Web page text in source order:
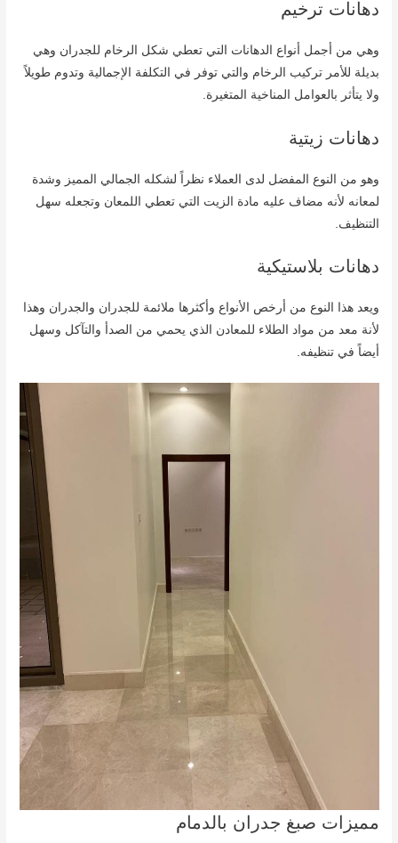
دهانات ترخيم
وهي من أجمل أنواع الدهانات التي تعطي شكل الرخام للجدران وهي
بديلة للأمر تركيب الرخام والتي توفر في التكلفة الإجمالية وتدوم طويلاً
ولا يتأثر بالعوامل المناخية المتغيرة.
دهانات زيتية
وهو من النوع المفضل لدى العملاء نظراً لشكله الجمالي المميز وشدة
لمعانه لأنه مضاف عليه مادة الزيت التي تعطي اللمعان وتجعله سهل
التنظيف.
دهانات بلاستيكية
ويعد هذا النوع من أرخص الأنواع وأكثرها ملائمة للجدران والجدران وهذا
لأنة معد من مواد الطلاء للمعادن الذي يحمي من الصدأ والتآكل وسهل
أيضاً في تنظيفه.
مميزات صبغ جدران بالدمام